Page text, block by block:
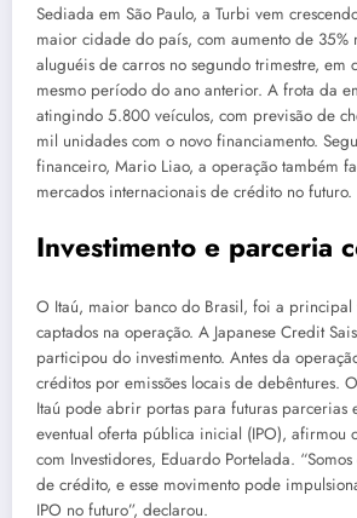
Sediada em São Paulo, a Turbi vem
maior cidade do país, com aumento de 35%
aluguéis de carros no segundo trimestre, em
mesmo período do ano anterior. A frota da
atingindo 5.800 veículos, com previsão de
mil unidades com o novo financiamento.
financeiro, Mario Liao, a operação também
mercados internacionais de crédito no futuro.
Investimento e parceria
O Itaú, maior banco do Brasil, foi a principal
captados na operação. A Japa­nese Credit
participou do investimento. Antes da
créditos por emissões locais de debêntures.
Itaú pode abrir portas para futuras parcerias
eventual oferta pública inicial (IPO), afirmou
com Investidores, Eduardo Portelada.
de crédito, e esse movimento pode
IPO no futuro”, declarou.